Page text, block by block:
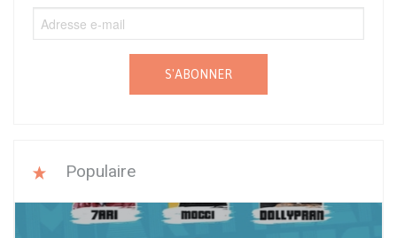
S'ABONNER
Populaire